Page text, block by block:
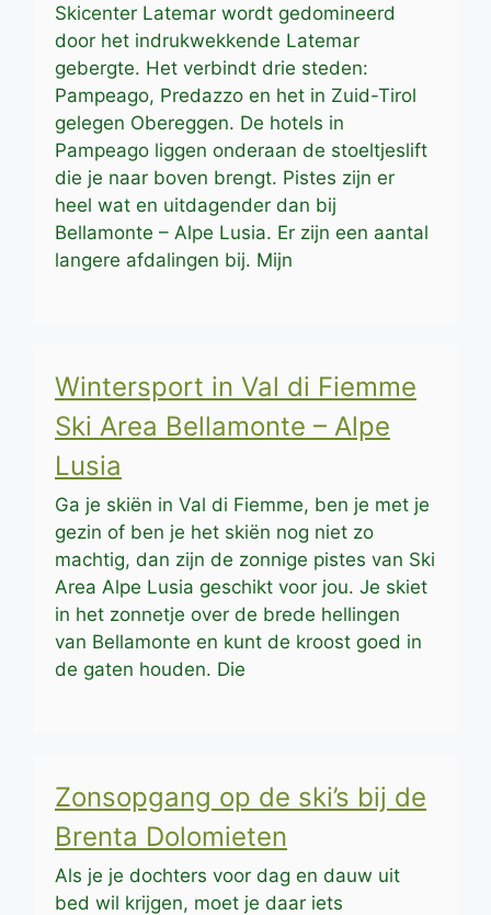
Skicenter Latemar wordt gedomineerd
door het indrukwekkende Latemar
gebergte. Het verbindt drie steden:
Pampeago, Predazzo en het in Zuid-Tirol
gelegen Obereggen. De hotels in
Pampeago liggen onderaan de stoeltjeslift
die je naar boven brengt. Pistes zijn er
heel wat en uitdagender dan bij
Bellamonte – Alpe Lusia. Er zijn een aantal
langere afdalingen bij. Mijn
Wintersport in Val di Fiemme
Ski Area Bellamonte – Alpe
Lusia
Ga je skiën in Val di Fiemme, ben je met je
gezin of ben je het skiën nog niet zo
machtig, dan zijn de zonnige pistes van Ski
Area Alpe Lusia geschikt voor jou. Je skiet
in het zonnetje over de brede hellingen
van Bellamonte en kunt de kroost goed in
de gaten houden. Die
Zonsopgang op de ski’s bij de
Brenta Dolomieten
Als je je dochters voor dag en dauw uit
bed wil krijgen, moet je daar iets